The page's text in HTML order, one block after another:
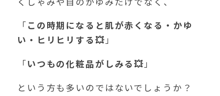
「この時期になると肌が赤くなる・かゆ
い・ヒリヒリする💥」
「いつもの化粧品がしみる💥 」
という方も多いのではないでしょうか？